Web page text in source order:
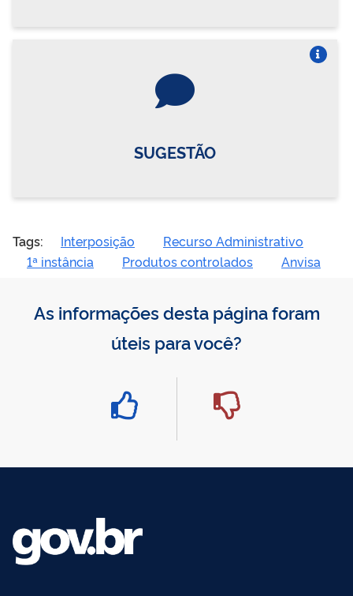
SUGESTÃO
Tags: Interposição
Recurso Administrativo
1ª instância
Produtos controlados Anvisa
As informações desta página foram
úteis para você?